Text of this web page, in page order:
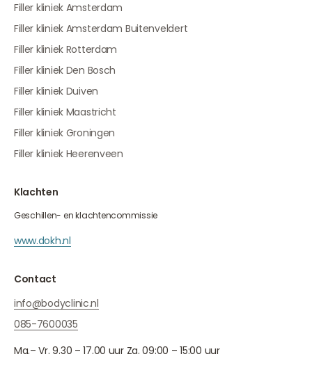
Filler kliniek Amsterdam
Filler kliniek Amsterdam Buitenveldert
Filler kliniek Rotterdam
Filler kliniek Den Bosch
Filler kliniek Duiven
Filler kliniek Maastricht
Filler kliniek Groningen
Filler kliniek Heerenveen
Klachten
Geschillen- en klachtencommissie
www.dokh.nl
Contact
info@bodyclinic.nl
085-7600035
Ma.– Vr. 9.30 – 17.00 uur Za. 09:00 – 15:00 uur